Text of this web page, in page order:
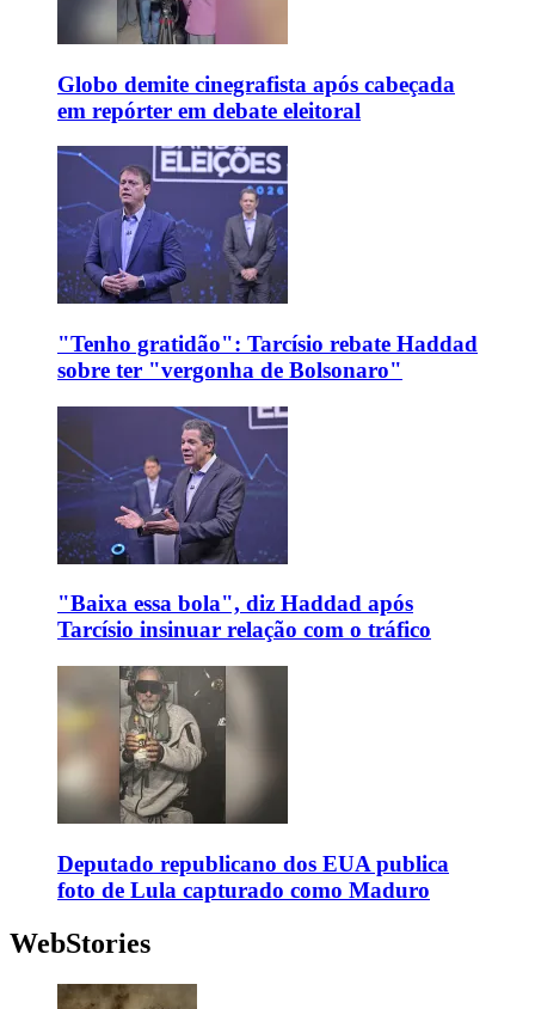
Globo demite cinegrafista após cabeçada
em repórter em debate eleitoral
"Tenho gratidão": Tarcísio rebate Haddad
sobre ter "vergonha de Bolsonaro"
"Baixa essa bola", diz Haddad após
Tarcísio insinuar relação com o tráfico
Deputado republicano dos EUA publica
foto de Lula capturado como Maduro
WebStories